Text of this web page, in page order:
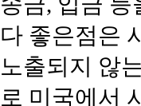
다 좋은점은
노출되지 않
로 미국에서